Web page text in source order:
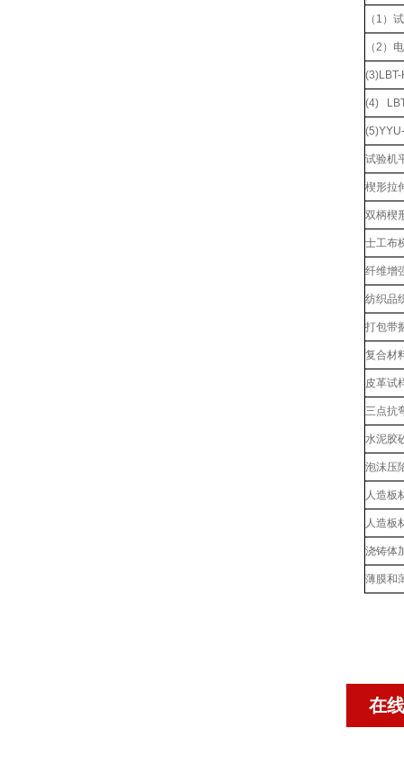
（1）
（2）
(4)
试验机
楔形拉
双柄楔
士工布
纤维增
纺织品
打包带
复合材
皮革试
三点抗
水泥胶
泡沫压
人造板
人造板
浇铸体
薄膜和
在